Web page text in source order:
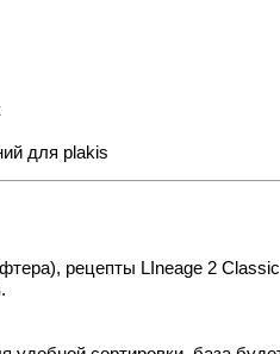
для plakis
рецепты LIneage 2 Classic